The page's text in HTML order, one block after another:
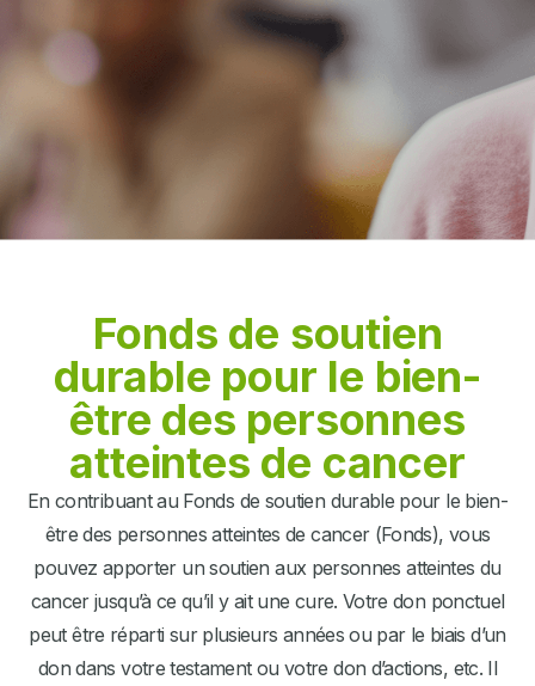
Fonds de soutien
durable pour le bien-
être des personnes
atteintes de cancer
En contribuant au Fonds de soutien durable pour le bien-
être des personnes atteintes de cancer (Fonds), vous
pouvez apporter un soutien aux personnes atteintes du
cancer jusqu’à ce qu’il y ait une cure. Votre don ponctuel
peut être réparti sur plusieurs années ou par le biais d’un
don dans votre testament ou votre don d’actions, etc. Il